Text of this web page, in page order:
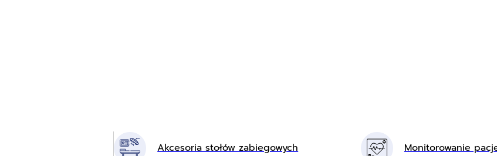
Akcesoria stołów zabiegowych Monitorowanie